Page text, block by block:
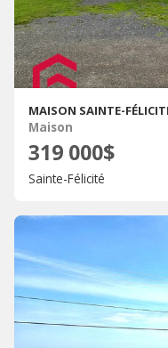
MAISON SAINTE-
Maison
319 000$
Sainte-Félicité